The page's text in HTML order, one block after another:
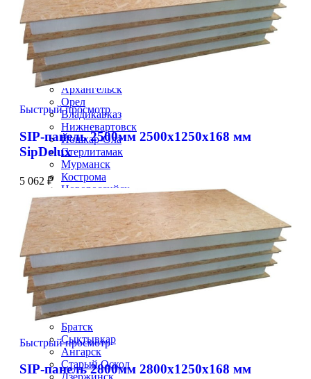
Волжский
Смоленск
Саранск
Вологда
Курган
Череповец
Архангельск
Орел
Владикавказ
Нижневартовск
Йошкар-Ола
Стерлитамак
Мурманск
Кострома
Новороссийск
Тамбов
Нальчик
Таганрог
Нижнекамск
Благовещенск
Комсомольск-на-Амуре
Петрозаводск
Энгельс
Великий-Новгород
Шахты
Братск
Сыктывкар
Ангарск
Старый Оскол
Дзержинск
Быстрый просмотр
SIP-панель 2500мм 2500x1250x168 мм
SipDelux
5 062 ₽
Быстрый просмотр
SIP-панель 2800мм 2800x1250x168 мм